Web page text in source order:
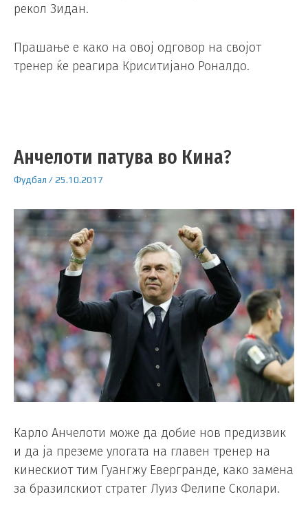
рекол Зидан.
Прашање е како на овој одговор на својот
тренер ќе реагира Криситијано Роналдо.
Анчелоти патува во Кина?
Фудбал /25.10.2017
Карло Анчелоти може да добие нов предизвик
и да ја преземе улогата на главен тренер на
кинескиот тим Гуангжу Евергранде, како замена
за бразилскиот стратег Луиз Фелипе Сколари.